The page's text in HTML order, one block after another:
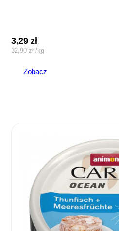
3,29zł
32,90 zł /kg
Zobacz